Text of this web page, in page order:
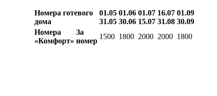
Номера готевого
дома
01.05
31.05
01.06
30.06
01.07
15.07
16.07
31.08
01.09
30.09
Номера
«Комфорт»
За
номер
1500 1800 2000 2000 1800